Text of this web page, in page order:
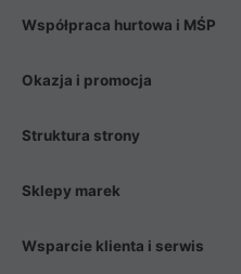
Współpraca hurtowa i MŚP
Okazja i promocja
Struktura strony
Sklepy marek
Wsparcie klienta i serwis